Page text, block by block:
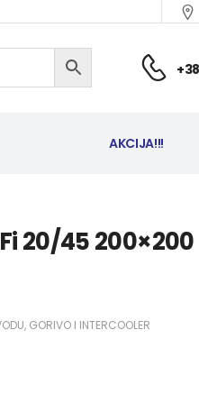
AKCIJA!!!
20/45 200×200
GORIVO I INTERCOOLER